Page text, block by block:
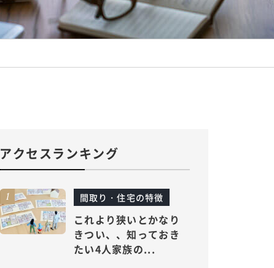
アクセスランキング
間取り・住宅の特徴
これより狭いとかなり
きつい、、知っておき
たい4人家族の...